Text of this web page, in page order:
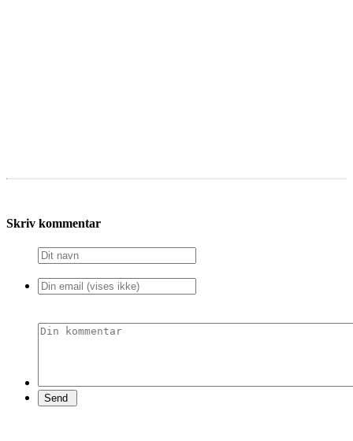
Skriv kommentar